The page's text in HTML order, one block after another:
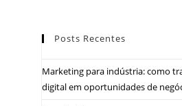
Posts Recentes
Marketing para indústria: como
digital em oportunidades de